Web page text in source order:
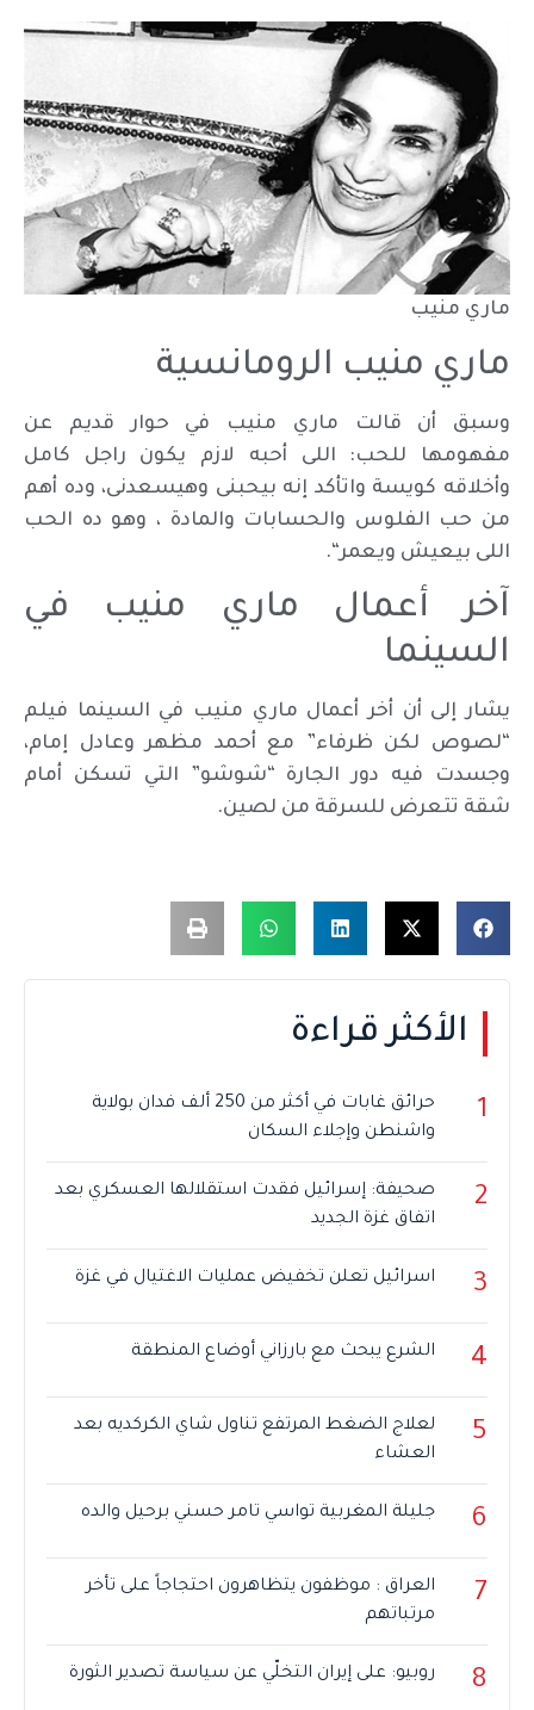
ماري منيب
ماري منيب الرومانسية
وسبق أن قالت ماري منيب في حوار قديم عن
مفهومها للحب: اللى أحبه لازم يكون راجل كامل
وأخلاقه كويسة واتأكد إنه بيحبنى وهيسعدنى، وده أهم
من حب الفلوس والحسابات والمادة ، وهو ده الحب
اللى بيعيش ويعمر“
.
آخر أعمال ماري منيب في
السينما
يشار إلى أن أخر أعمال ماري منيب في السينما فيلم
“لصوص لكن ظرفاء” مع أحمد مظهر وعادل إمام،
وجسدت فيه دور الجارة “شوشو” التي تسكن أمام
شقة تتعرض للسرقة من لصين.
الأكثر قراءة
1
حرائق غابات في أكثر من 250 ألف فدان بولاية
واشنطن وإجلاء السكان
2
صحيفة: إسرائيل فقدت استقلالها العسكري بعد
اتفاق غزة الجديد
3 اسرائيل تعلن تخفيض عمليات الاغتيال في غزة
4 الشرع يبحث مع بارزاني أوضاع المنطقة
5
لعلاج الضغط المرتفع تناول شاي الكركديه بعد
العشاء
6 جليلة المغربية تواسي تامر حسني برحيل والده
7
العراق : موظفون يتظاهرون احتجاجاً على تأخر
مرتباتهم
8 روبيو: على إيران التخلّي عن سياسة تصدير الثورة